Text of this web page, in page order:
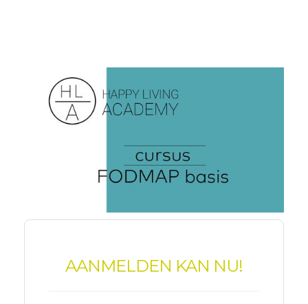
AANMELDEN KAN NU!